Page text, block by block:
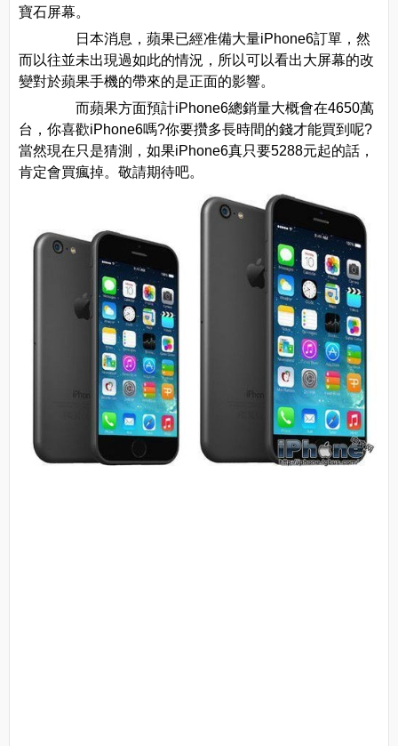
寶石屏幕。
日本消息，蘋果已經准備大量iPhone6訂單，然
而以往並未出現過如此的情況，所以可以看出大屏幕的改
變對於蘋果手機的帶來的是正面的影響。
而蘋果方面預計iPhone6總銷量大概會在4650萬
台，你喜歡iPhone6嗎?你要攢多長時間的錢才能買到呢?
當然現在只是猜測，如果iPhone6真只要5288元起的話，
肯定會買瘋掉。敬請期待吧。